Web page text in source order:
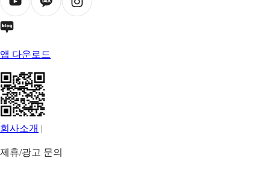
앱 다운로드
회사소개 |
제휴/광고 문의